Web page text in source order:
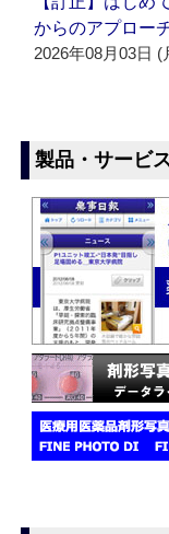
からのアプロー
2026年08月03日 (
製品・サービ